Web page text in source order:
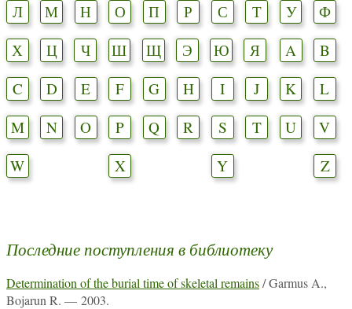
Л
М Н О П Р С Т У
Ф
Х
Ц Ч Ш Щ Э Ю Я A
B
C
D E F G H I J K
L
M
N O P Q R S T U
V
W
X Y Z
Последние поступления в библиотеку
Determination of the burial time of skeletal remains/ Garmus A.,
Bojarun R. — 2003.